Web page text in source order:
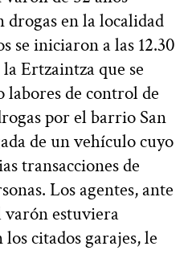
drogas en la localidad
se iniciaron a las 12.30
Ertzaintza que se
labores de control de
por el barrio San
de un vehículo cuyo
transacciones de
Los agentes, ante
varón estuviera
citados garajes, le